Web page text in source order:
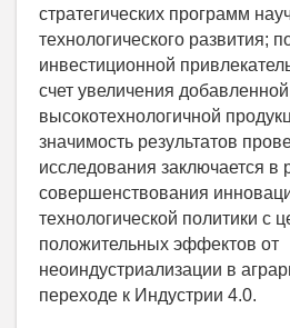
стратегических программ
технологического развития;
инвестиционной
счет увеличения
высокотехнологичной
значимость результатов
исследования заключается в
совершенствования
технологической политики с
положительных эффектов от
неоиндустриализации в
переходе к Индустрии 4.0.